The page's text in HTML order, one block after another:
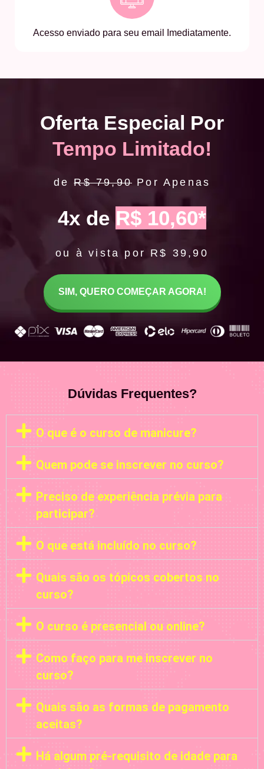
Acesso enviado para seu email Imediatamente.
Oferta Especial Por
Tempo Limitado!
deR$ 79,90 Por Apenas
4x de R$ 10,60*
ou à vista por R$ 39,90
SIM, QUERO COMEÇAR AGORA!
Dúvidas Frequentes?
O que é o curso de manicure?
Quem pode se inscrever no curso?
Preciso de experiência prévia para
participar?
O que está incluído no curso?
Quais são os tópicos cobertos no
curso?
O curso é presencial ou online?
Como faço para me inscrever no
curso?
Quais são as formas de pagamento
aceitas?
Há algum pré-requisito de idade para